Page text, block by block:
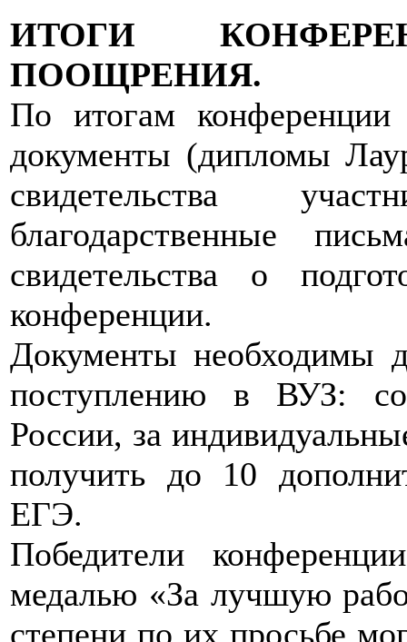
ИТОГИ
ПООЩРЕНИЯ.
По итогам конференции
документы (дипломы
свидетельства
благодарственные
свидетельства о
конференции.
Документы необходимы
поступлению в ВУЗ:
России, за
получить до 10
ЕГЭ.
Победители
медалью «За лучшую
степени по их просьбе